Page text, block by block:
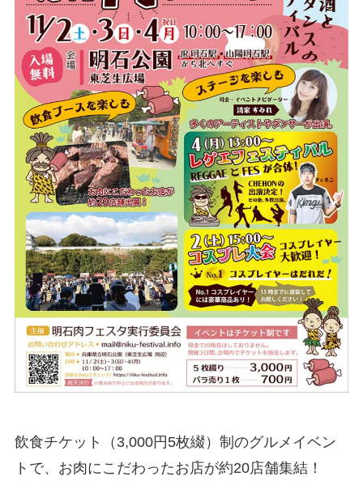
飲食チケット（3,000円5枚綴）制のグルメイベン
トで、お肉にこだわったお店が約20店舗集結！